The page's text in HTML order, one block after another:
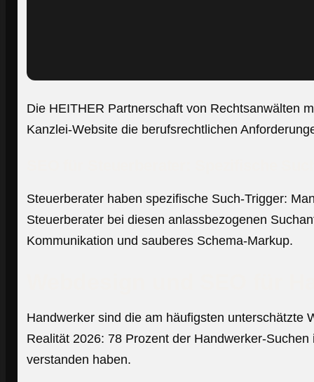
Die HEITHER Partnerschaft von Rechtsanwälten
Kanzlei-Website die berufsrechtlichen
Steuerberater haben spezifische Such-Trigger:
Steuerberater bei diesen anlassbezogenen
Kommunikation und sauberes Schema-Markup.
Handwerker sind die am häufigsten unterschätzte
Realität 2026: 78 Prozent der Handwerker-
verstanden haben.